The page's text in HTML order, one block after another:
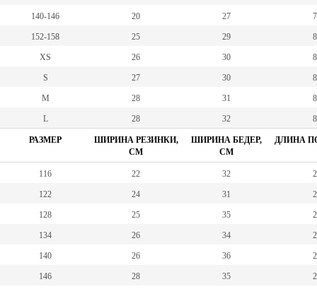
140-146 20 27
152-158 25 29
XS 26 30
S 27 30
M 28 31
L 28 32
РАЗМЕР
ШИРИНА РЕЗИНКИ,
СМ
ШИРИНА БЕДЕР,
СМ
ДЛИНА
116 22 32
122 24 31
128 25 35
134 26 34
140 26 36
146 28 35